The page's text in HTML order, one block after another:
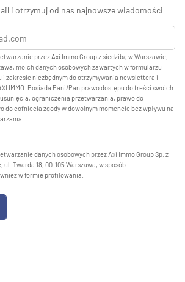
i otrzymuj od nas najnowsze wiadomości
przez Axi Immo Group z siedzibą w Warszawie,
moich danych osobowych zawartych w formularzu
i zakresie niezbędnym do otrzymywania newslettera i
IMMO. Posiada Pani/Pan prawo dostępu do treści swoich
ograniczenia przetwarzania, prawo do
do cofnięcia zgody w dowolnym momencie bez wpływu na
danych osobowych przez Axi Immo Group Sp. z
ul. Twarda 18, 00-105 Warszawa, w sposób
w formie profilowania.